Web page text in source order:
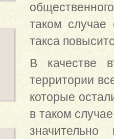
таком случае
такса
В качестве
территории
которые
в таком